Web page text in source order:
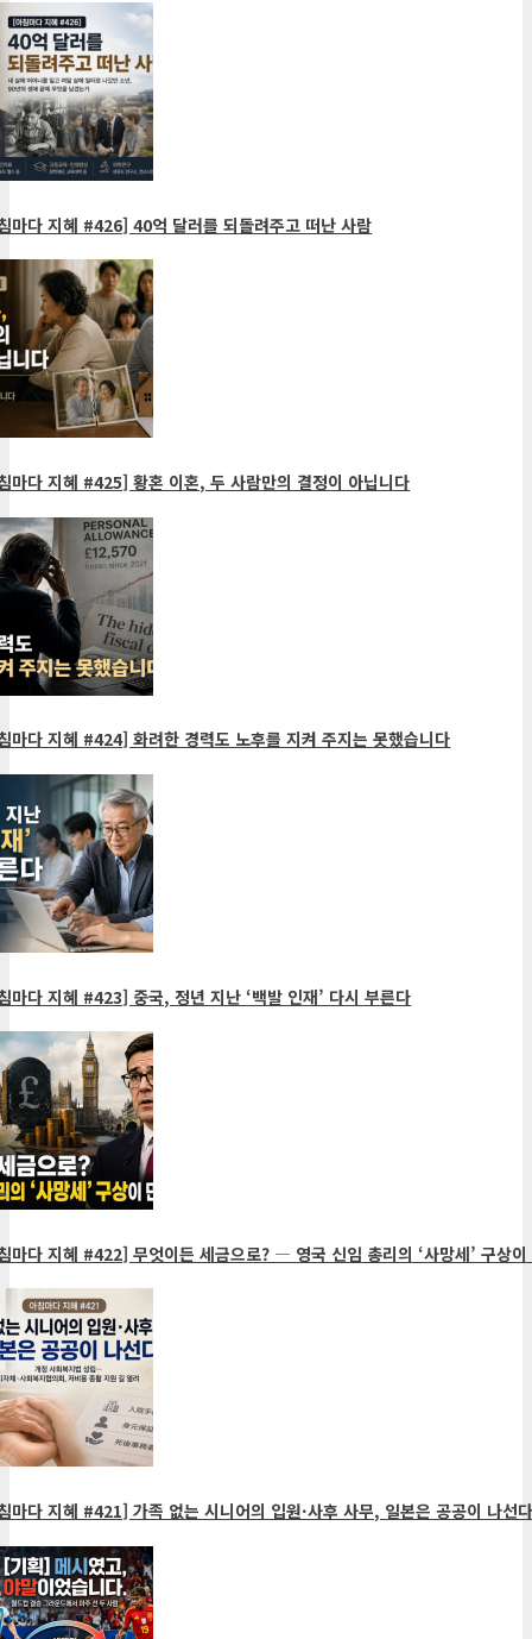
다 지혜 #426] 40억 달러를 되돌려주고 떠난 사람
다 지혜 #425] 황혼 이혼, 두 사람만의 결정이 아닙니다
다 지혜 #424] 화려한 경력도 노후를 지켜 주지는 못했습니다
다 지혜 #423] 중국, 정년 지난 ‘백발 인재’ 다시 부른다
다 지혜 #422] 무엇이든 세금으로? ― 영국 신임 총리의 ‘사망세’ 구상이
다 지혜 #421] 가족 없는 시니어의 입원·사후 사무, 일본은 공공이 나선